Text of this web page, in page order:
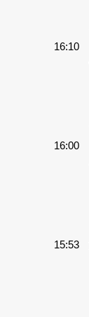
16:10
16:00
15:53